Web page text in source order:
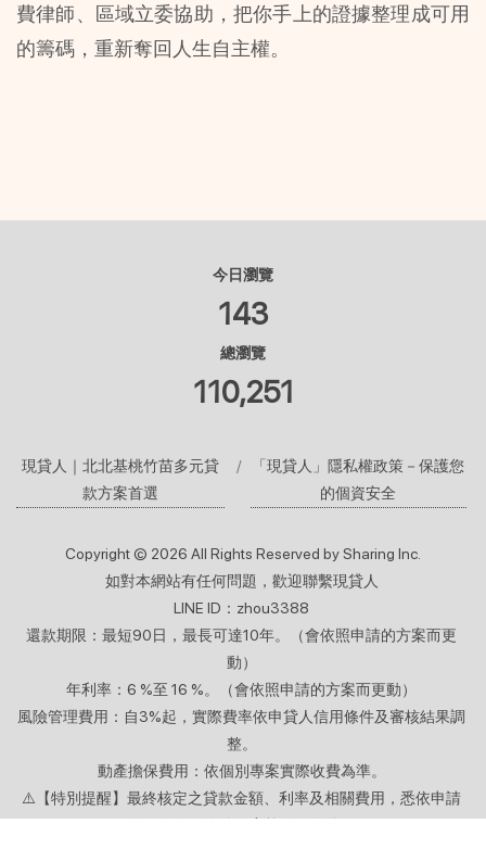
費律師、區域立委協助，把你手上的證據整理成可用
的籌碼，重新奪回人生自主權。
今日瀏覽
143
總瀏覽
110,251
現貸人｜北北基桃竹苗多元貸
款方案首選
「現貸人」隱私權政策－保護您
的個資安全
Copyright © 2026 All Rights Reserved by Sharing Inc.
如對本網站有任何問題，歡迎聯繫現貸人
LINE ID：zhou3388
還款期限：最短90日，最長可達10年。（會依照申請的方案而更
動）
年利率：6 %至 16 %。（會依照申請的方案而更動）
風險管理費用：自3%起，實際費率依申貸人信用條件及審核結果調
整。
動產擔保費用：依個別專案實際收費為準。
⚠️【特別提醒】最終核定之貸款金額、利率及相關費用，悉依申請